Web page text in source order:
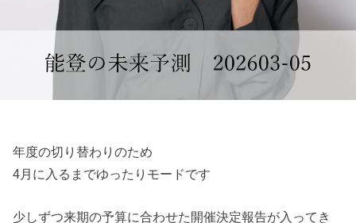
年度の切り替わりのため
4月に入るまでゆったりモードです
少しずつ来期の予算に合わせた開催決定報告が入ってき